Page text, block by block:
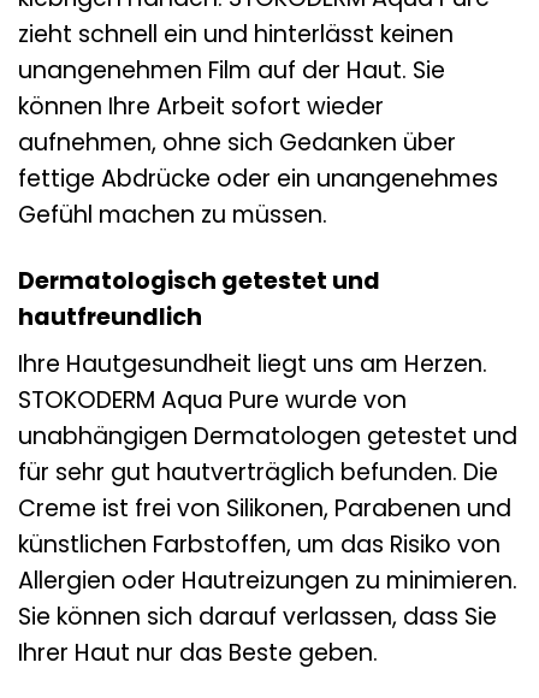
zieht schnell ein und hinterlässt keinen
unangenehmen Film auf der Haut. Sie
können Ihre Arbeit sofort wieder
aufnehmen, ohne sich Gedanken über
fettige Abdrücke oder ein unangenehmes
Gefühl machen zu müssen.
Dermatologisch getestet und
hautfreundlich
Ihre Hautgesundheit liegt uns am Herzen.
STOKODERM Aqua Pure wurde von
unabhängigen Dermatologen getestet und
für sehr gut hautverträglich befunden. Die
Creme ist frei von Silikonen, Parabenen und
künstlichen Farbstoffen, um das Risiko von
Allergien oder Hautreizungen zu minimieren.
Sie können sich darauf verlassen, dass Sie
Ihrer Haut nur das Beste geben.